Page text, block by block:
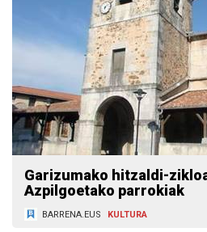
Garizumako hitzaldi-
Azpilgoetako parrokiak
BARRENA.EUS KULTURA